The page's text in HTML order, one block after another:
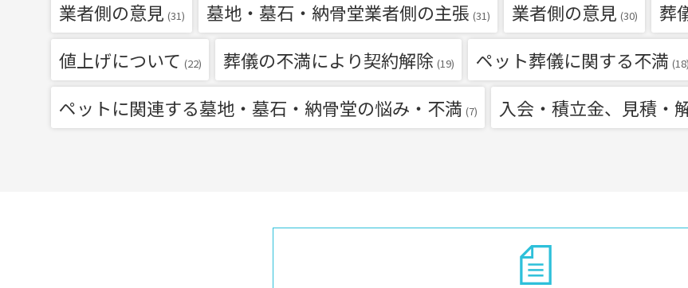
業者側の意見 (31) 墓地・墓石・納骨堂業者側の主張 (31) 業者側の意見 (30) 葬
値上げについて (22) 葬儀の不満により契約解除 (19) ペット葬儀に関する不満 (18)
ペットに関連する墓地・墓石・納骨堂の悩み・不満 (7) 入会・積立金、見積・